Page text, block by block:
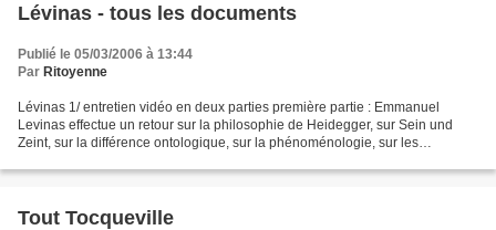
Lévinas - tous les documents
Publié le 05/03/2006 à 13:44
Par Ritoyenne
Lévinas 1/ entretien vidéo en deux parties première partie : Emmanuel
Levinas effectue un retour sur la philosophie de Heidegger, sur Sein und
Zeint, sur la différence ontologique, sur la phénoménologie, sur les
Tout Tocqueville